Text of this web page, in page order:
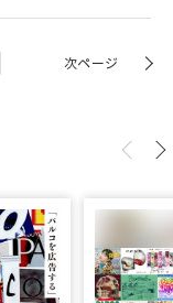
次ページ